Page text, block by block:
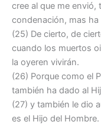
cree al que me envió,
condenación, mas
(25) De cierto, de
cuando los muertos
la oyeren vivirán.
(26) Porque como el
también ha dado al
(27) y también le dio
es el Hijo del Hombre.